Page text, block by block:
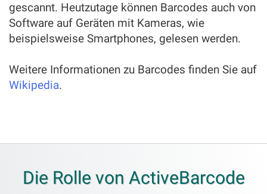
gescannt. Heutzutage können Barcodes auch von
Software auf Geräten mit Kameras, wie
beispielsweise Smartphones, gelesen werden.
Weitere Informationen zu Barcodes finden Sie auf
Wikipedia.
Die Rolle von ActiveBarcode